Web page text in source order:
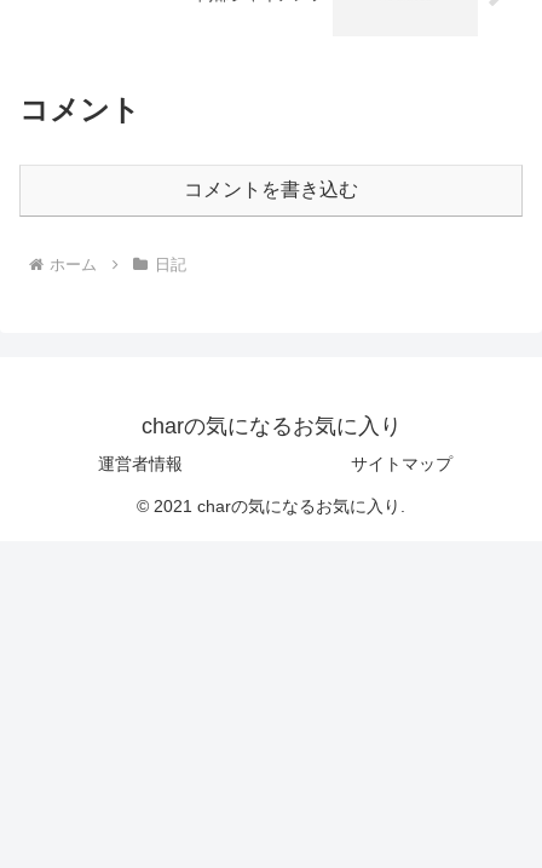
コメント
コメントを書き込む
ホーム 日記
charの気になるお気に入り
運営者情報 サイトマップ
© 2021 charの気になるお気に入り.